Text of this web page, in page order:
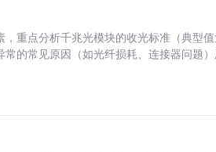
重点分析千兆光模块的收光标准（典型值
的常见原因（如光纤损耗、连接器问题